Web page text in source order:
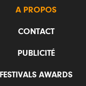
A PROPOS
CONTACT
PUBLICITÉ
FESTIVALS AWARDS